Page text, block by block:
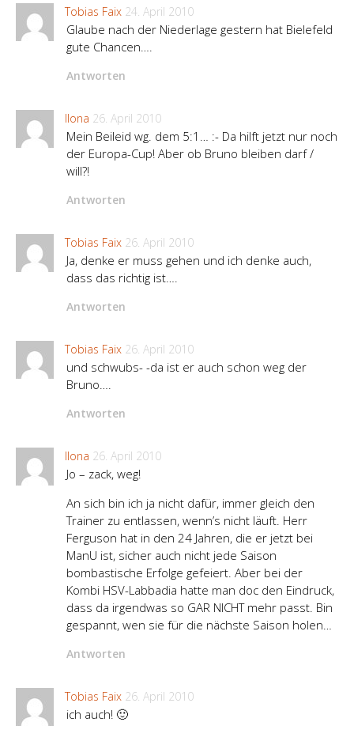
Tobias Faix 24. April 2010
Glaube nach der Niederlage gestern hat Bielefeld
gute Chancen….
Antworten
Ilona 26. April 2010
Mein Beileid wg. dem 5:1… :- Da hilft jetzt nur noch
der Europa-Cup! Aber ob Bruno bleiben darf /
will?!
Antworten
Tobias Faix 26. April 2010
Ja, denke er muss gehen und ich denke auch,
dass das richtig ist….
Antworten
Tobias Faix 26. April 2010
und schwubs- -da ist er auch schon weg der
Bruno….
Antworten
Ilona 26. April 2010
Jo – zack, weg!
An sich bin ich ja nicht dafür, immer gleich den
Trainer zu entlassen, wenn’s nicht läuft. Herr
Ferguson hat in den 24 Jahren, die er jetzt bei
ManU ist, sicher auch nicht jede Saison
bombastische Erfolge gefeiert. Aber bei der
Kombi HSV-Labbadia hatte man doc den Eindruck,
dass da irgendwas so GAR NICHT mehr passt. Bin
gespannt, wen sie für die nächste Saison holen…
Antworten
Tobias Faix 26. April 2010
ich auch! 🙂